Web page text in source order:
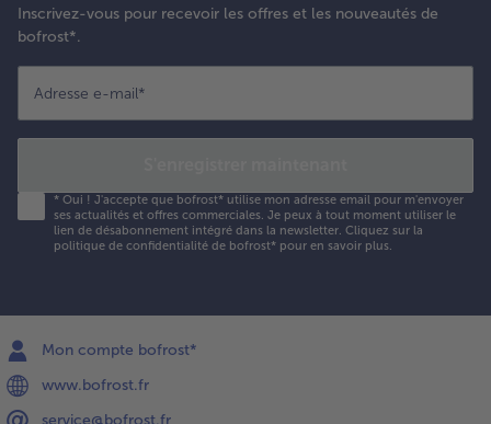
Inscrivez-vous pour recevoir les offres et les nouveautés de
bofrost*.
Adresse e-mail*
* Oui ! J'accepte que bofrost* utilise mon adresse email pour m'envoyer
ses actualités et offres commerciales. Je peux à tout moment utiliser le
lien de désabonnement intégré dans la newsletter. Cliquez sur la
politique de confidentialité de bofrost* pour en savoir plus.
Mon compte bofrost*
www.bofrost.fr
service@bofrost.fr